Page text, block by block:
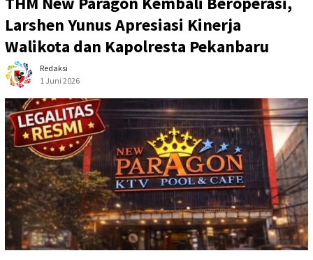
Larshen Yunus Apresiasi Kinerja
Walikota dan Kapolresta Pekanbaru
Redaksi
1 Juni 2026